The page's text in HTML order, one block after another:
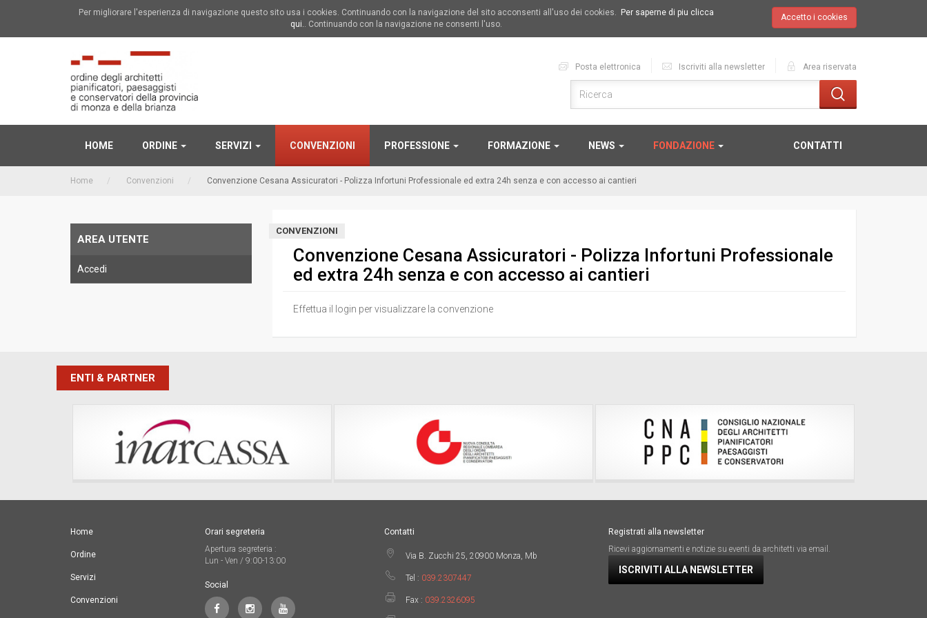
Per migliorare l'esperienza di navigazione questo sito usa i cookies. Continuando con la navigazione del sito acconsenti all'uso dei cookies.
Per saperne di piu clicca
qui.. Continuando con la navigazione ne consenti l'uso.
Accetto i cookies
Posta elettronica Iscriviti alla newsletter Area riservata
HOME ORDINE SERVIZI CONVENZIONI PROFESSIONE FORMAZIONE NEWS FONDAZIONE CONTATTI
Home Convenzioni Convenzione Cesana Assicuratori - Polizza Infortuni Professionale ed extra 24h senza e con accesso ai cantieri
AREA UTENTE
Accedi
CONVENZIONI
Convenzione Cesana Assicuratori - Polizza Infortuni Professionale
ed extra 24h senza e con accesso ai cantieri
Effettua il login per visualizzare la convenzione
ENTI & PARTNER
Home
Ordine
Servizi
Convenzioni
Orari segreteria
Apertura segreteria :
Lun - Ven / 9:00-13:00
Social
Contatti
Via B. Zucchi 25, 20900 Monza, Mb
Tel : 039.2307447
Fax : 039.2326095
Registrati alla newsletter
Ricevi aggiornamenti e notizie su eventi da architetti via email.
ISCRIVITI ALLA NEWSLETTER